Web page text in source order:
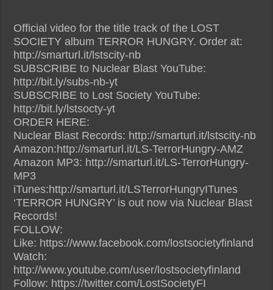
Official video for the title track of the LOST
SOCIETY album TERROR HUNGRY. Order at:
http://smarturl.it/lstscity-nb
SUBSCRIBE to Nuclear Blast YouTube:
http://bit.ly/subs-nb-yt
SUBSCRIBE to Lost Society YouTube:
http://bit.ly/lstsocty-yt
ORDER HERE:
Nuclear Blast Records: http://smarturl.it/lstscity-nb
Amazon:http://smarturl.it/LS-TerrorHungry-AMZ
Amazon MP3: http://smarturl.it/LS-TerrorHungry-
MP3
iTunes:http://smarturl.it/LSTerrorHungryITunes
‘TERROR HUNGRY’ is out now via Nuclear Blast
Records!
FOLLOW:
Like: https://www.facebook.com/lostsocietyfinland
Watch:
http://www.youtube.com/user/lostsocietyfinland
Follow: https://twitter.com/LostSocietyFI